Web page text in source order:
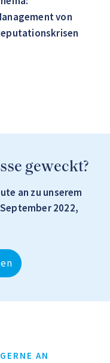
von
geweckt?
an zu unserem
2022,
AN